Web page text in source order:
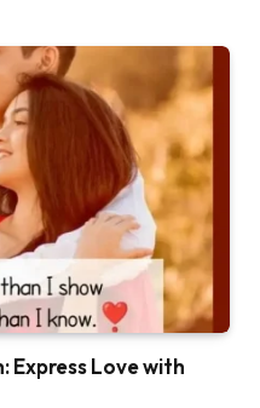
Express Love with